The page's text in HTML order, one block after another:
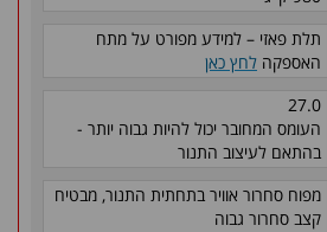
תלת פאזי – למידע מפורט על מתח
האספקה לחץ כאן
27.0
העומס המחובר יכול להיות גבוה יותר -
בהתאם לעיצוב התנור
מפוח סחרור אוויר בתחתית התנור, מבטיח
קצב סחרור גבוה